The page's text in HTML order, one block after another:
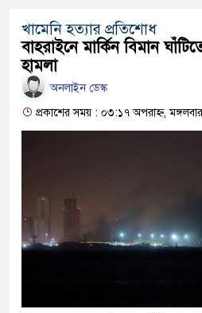
খামেনি হত্যার প্রতিশোধ
বাহরাইনে মার্কিন বিমান
হামলা
অনলাইন ডেস্ক
প্রকাশের সময় : ০৩:১৭ অপরাহ্ন,